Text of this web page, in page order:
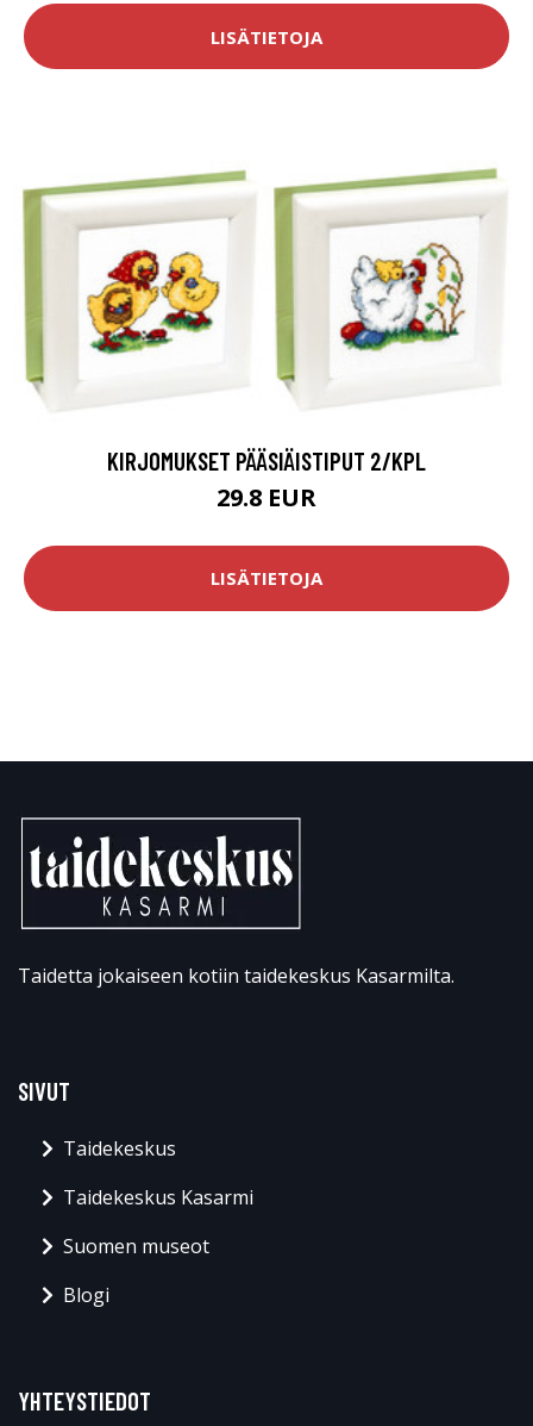
LISÄTIETOJA
KIRJOMUKSET PÄÄSIÄISTIPUT 2/KPL
29.8 EUR
LISÄTIETOJA
Taidetta jokaiseen kotiin taidekeskus Kasarmilta.
SIVUT
Taidekeskus
Taidekeskus Kasarmi
Suomen museot
Blogi
YHTEYSTIEDOT